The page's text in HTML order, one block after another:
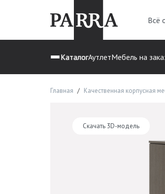
Всё
КаталогАутлетМебель на
Главная Качественная корпусная
Скачать 3D-модель